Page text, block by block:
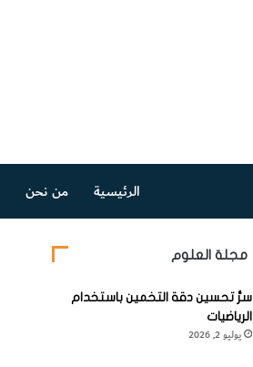
الرئيسية من نحن
مجلة العلوم
سرُّ تحسين دقة التخمين باستخدام
الرياضيات
يوليو 2, 2026